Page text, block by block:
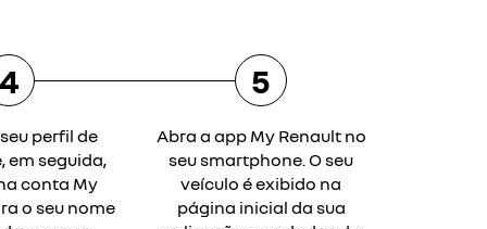
4
perfil de
em seguida,
conta My
o seu nome
5
Abra a app My Renault no
seu smartphone. O seu
veículo é exibido na
página inicial da sua